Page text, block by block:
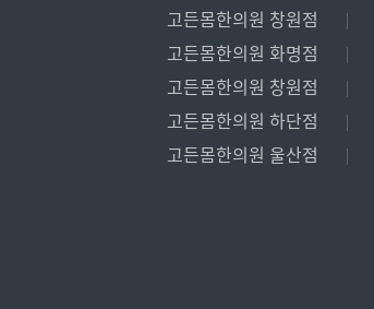
고든몸한의원 창원점
고든몸한의원 화명점
고든몸한의원 창원점
고든몸한의원 하단점
고든몸한의원 울산점